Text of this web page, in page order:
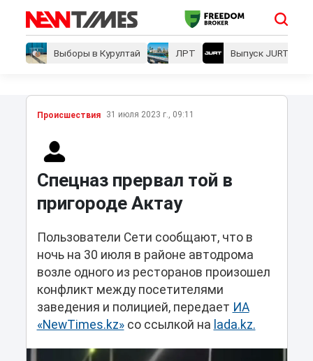
Выборы в Курултай ЛРТ Выпуск JURT
Проиcшествия 31 июля 2023 г., 09:11
Спецназ прервал той в
пригороде Актау
Пользователи Сети сообщают, что в
ночь на 30 июля в районе автодрома
возле одного из ресторанов произошел
конфликт между посетителями
заведения и полицией, передает ИА
«NewTimes.kz»со ссылкой на lada.kz.